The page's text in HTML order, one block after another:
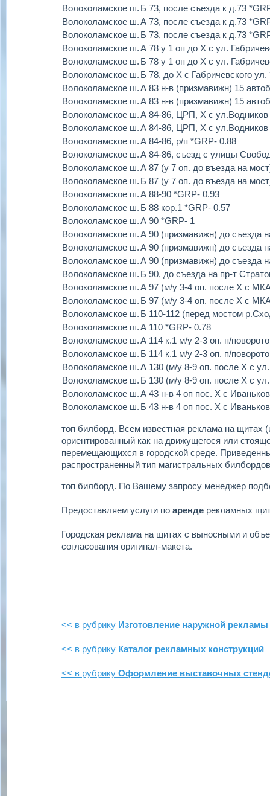
Волоколамское ш. Б 73, после съезда к д.73
Волоколамское ш.А 73, после съезда к д.73
Волоколамское ш. Б 73, после съезда к д.73
Волоколамское ш.А 78 у 1 оп до Х с ул.
Волоколамское ш. Б 78 у 1 оп до Х с ул.
Волоколамское ш. Б 78, до Х с Габричевского
Волоколамское ш.А 83 н-в (призмавижн) 15
Волоколамское ш.А 83 н-в (призмавижн) 15
Волоколамское ш.А 84-86, ЦРП, Х с
Волоколамское ш.А 84-86, ЦРП, Х с
Волоколамское ш.А 84-86, р/п *GRP- 0.88
Волоколамское ш.А 84-86, съезд с улицы
Волоколамское ш.А 87 (у 7 оп. до въезда на
Волоколамское ш. Б 87 (у 7 оп. до въезда на
Волоколамское ш.А 88-90 *GRP- 0.93
Волоколамское ш. Б 88 кор.1 *GRP- 0.57
Волоколамское ш.А 90 *GRP- 1
Волоколамское ш.А 90 (призмавижн) до съезда
Волоколамское ш.А 90 (призмавижн) до съезда
Волоколамское ш.А 90 (призмавижн) до съезда
Волоколамское ш. Б 90, до съезда на пр-т
Волоколамское ш.А 97 (м/у 3-4 оп. после Х с
Волоколамское ш. Б 97 (м/у 3-4 оп. после Х с
Волоколамское ш. Б 110-112 (перед мостом
Волоколамское ш.А 110 *GRP- 0.78
Волоколамское ш.А 114 к.1 м/у 2-3 оп. п/
Волоколамское ш. Б 114 к.1 м/у 2-3 оп. п/
Волоколамское ш.А 130 (м/у 8-9 оп. после Х с
Волоколамское ш. Б 130 (м/у 8-9 оп. после Х с
Волоколамское ш.А 43 н-в 4 оп пос. Х с
Волоколамское ш. Б 43 н-в 4 оп пос. Х с
топ билборд. Всем известная реклама на щитах
ориентированный как на движущегося или
перемещающихся в городской среде.
распространенный тип магистральных
топ билборд. По Вашему запросу менеджер
Предоставляем услуги по аренде рекламных
Городская реклама на щитах с выносными и
согласования оригинал-макета.
<< в рубрику Изготовление наружной рекламы
<< в рубрику Каталог рекламных конструкций
<< в рубрику Оформление выставочных